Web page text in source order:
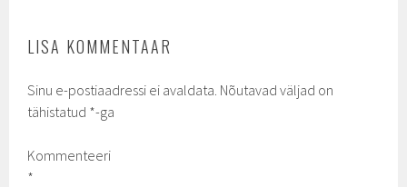
LISA KOMMENTAAR
Sinu e-postiaadressi ei avaldata. Nõutavad väljad on
tähistatud *-ga
Kommenteeri
*